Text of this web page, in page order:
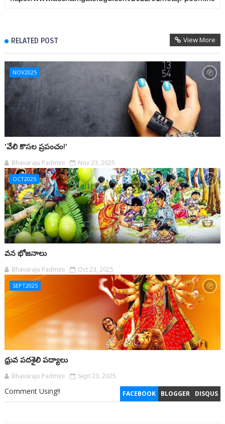
RELATED POST View More
NOV2025
'వేలి కొసల ప్రపంచం!'
Bhavaraju Padmini Nov 23, 2025
OCT2025
వన భోజనాలు
Bhavaraju Padmini Oct 23, 2025
SEPT2025
ధ్రువ పదశైలి పద్యాలు
Bhavaraju Padmini Sept 23, 2025
FACEBOOK BLOGGER DISQUS
Comment Using!!